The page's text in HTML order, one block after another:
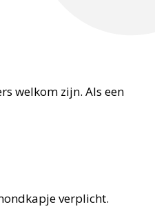
welkom zijn. Als een
verplicht.